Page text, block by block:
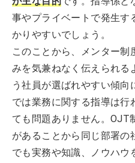
事やプライベートで発生す
かりやすいでしょう。
このことから、メンター制
みを気兼ねなく伝えられる
う社員が選ばれやすい傾
では業務に関する指導は行
ても問題ありません。OJT
があることから同じ部署の
でも実務や知識、ノウハウ